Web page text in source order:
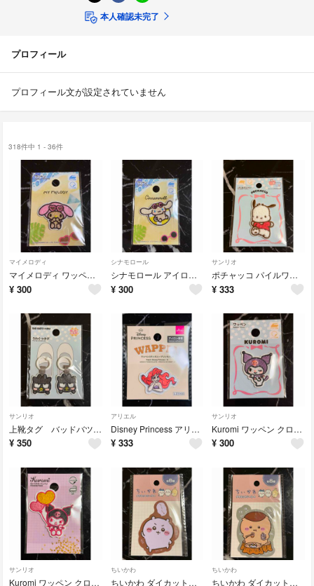
本人確認未完了
プロフィール
プロフィール文が設定されていません
318件中 1 - 36件
マイメロディ
マイメロディ ワッペン アイロン接着 サンリオ ダイソー DAISO セリア
¥ 300
シナモロール
シナモロール アイロン接着ワッペン サンリオ ダイソー DAISO
¥ 300
サンリオ
ポチャッコ パイルワッペン アイロン接着 アップリケ ダイソー DAISO
¥ 333
サンリオ
上靴タグ バッドバツ丸 サンリオ ワッペン 目印 ダイソー DAISO 上靴
¥ 350
アリエル
Disney Princess アリエル プリンセス ワッペン ディズニー
¥ 333
サンリオ
Kuromi ワッペン クロミ サンリオ セリア アップリケ 刺繍
¥ 300
サンリオ
Kuromi ワッペン クロミ サンリオ セリア アップリケ 刺繍
ちいかわ
ちいかわ ダイカットシール シール ステッカー
ちいかわ
ちいかわ ダイカットシール シール ステッカー